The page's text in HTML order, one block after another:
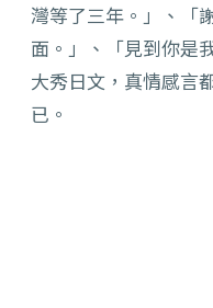
灣等了三年。」、「
面。」、「見到你是
大秀日文，真情感言
已。